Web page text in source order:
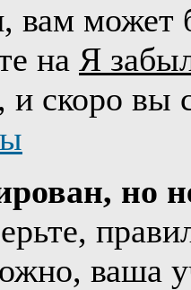
вам
на Я
и скоро вы
но
ваша